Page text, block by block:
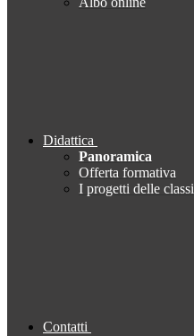
Didattica
Panoramica
Offerta formativa
I progetti delle classi
Contatti